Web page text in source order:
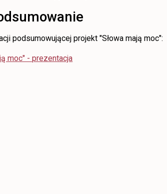
podsumowującej projekt "Słowa mają moc":
moc" - prezentacja